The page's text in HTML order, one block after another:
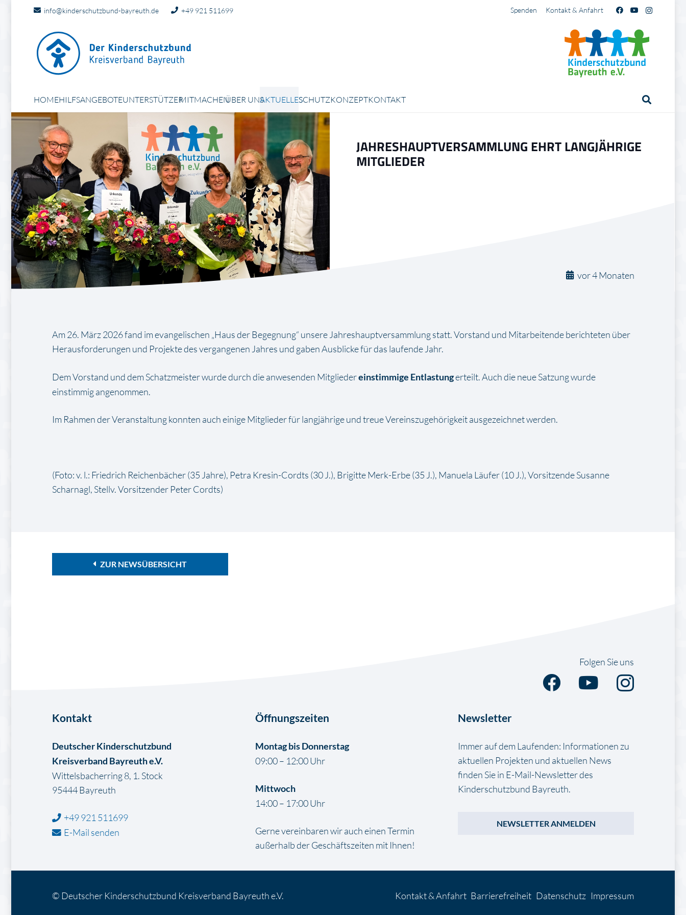
info@kinderschutzbund-bayreuth.de +49 921 511699 Spenden Kontakt & Anfahrt
HOMEHILFSANGEBOTEUNTERSTÜTZERMITMACHENÜBER UNSAKTUELLESSCHUTZKONZEPTKONTAKT
JAHRESHAUPTVERSAMMLUNG EHRT LANGJÄHRIGE
MITGLIEDER
vor 4 Monaten
Am 26. März 2026 fand im evangelischen „Haus der Begegnung“ unsere Jahreshauptversammlung statt. Vorstand und Mitarbeitende berichteten über
Herausforderungen und Projekte des vergangenen Jahres und gaben Ausblicke für das laufende Jahr.
Dem Vorstand und dem Schatzmeister wurde durch die anwesenden Mitgliedereinstimmige Entlastungerteilt. Auch die neue Satzung wurde
einstimmig angenommen.
Im Rahmen der Veranstaltung konnten auch einige Mitglieder für langjährige und treue Vereinszugehörigkeit ausgezeichnet werden.
(Foto: v. l.: Friedrich Reichenbächer (35 Jahre), Petra Kresin-Cordts (30 J.), Brigitte Merk-Erbe (35 J.), Manuela Läufer (10 J.), Vorsitzende Susanne
Scharnagl, Stellv. Vorsitzender Peter Cordts)
ZUR NEWSÜBERSICHT
Folgen Sie uns
Kontakt
Deutscher Kinderschutzbund
Kreisverband Bayreuth e.V.
Wittelsbacherring 8, 1. Stock
95444 Bayreuth
+49 921 511699
E-Mail senden
Öffnungszeiten
Montag bis Donnerstag
09:00 – 12:00 Uhr
Mittwoch
14:00 – 17:00 Uhr
Gerne vereinbaren wir auch einen Termin
außerhalb der Geschäftszeiten mit Ihnen!
Newsletter
Immer auf dem Laufenden: Informationen zu
aktuellen Projekten und aktuellen News
finden Sie in E-Mail-Newsletter des
Kinderschutzbund Bayreuth.
NEWSLETTER ANMELDEN
© Deutscher Kinderschutzbund Kreisverband Bayreuth e.V. Kontakt & Anfahrt Barrierefreiheit Datenschutz Impressum